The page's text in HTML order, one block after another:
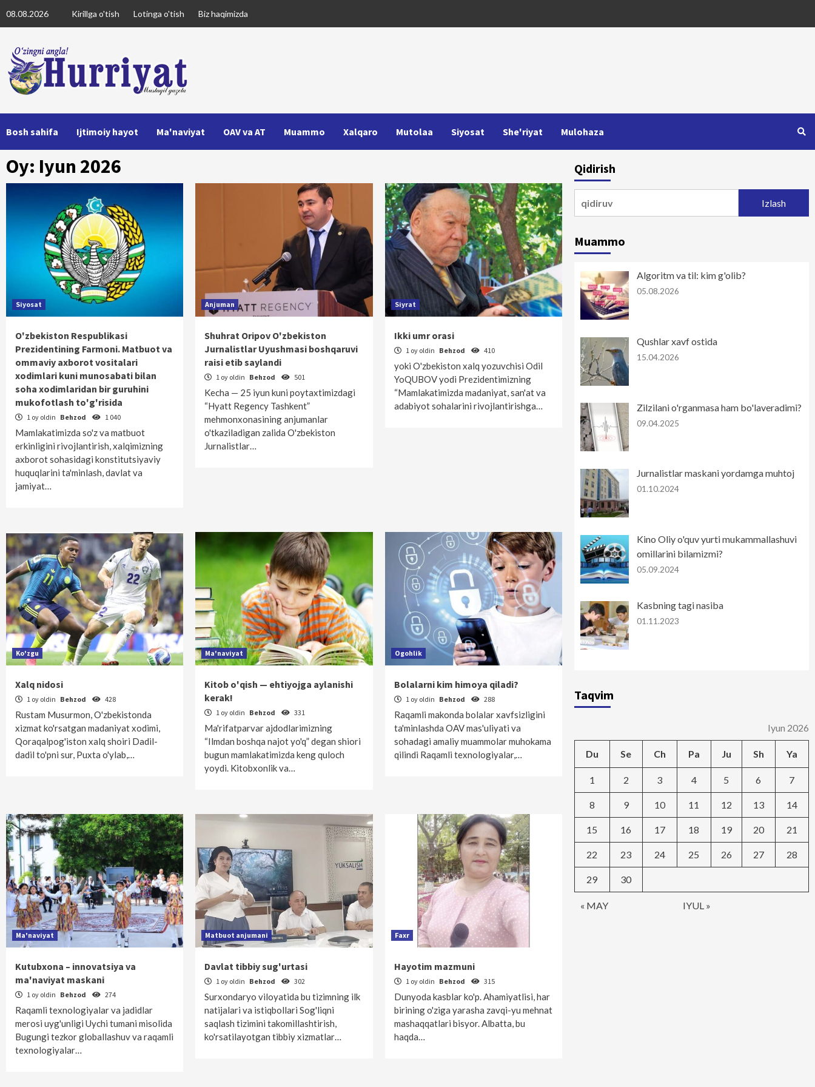
to
08.08.2026 Kirillga o'tish Lotinga o'tish Biz haqimizda
Bosh sahifa Ijtimoiy hayot Ma'naviyat OAV va AT Muammo Xalqaro Mutolaa Siyosat She'riyat Mulohaza
Oy: Iyun 2026
Siyosat
O'zbekiston Respublikasi
Prezidentining Farmoni. Matbuot va
ommaviy axborot vositalari
xodimlari kuni munosabati bilan
soha xodimlaridan bir guruhini
mukofotlash to'g'risida
1 oy oldin Behzod 1 040
Mamlakatimizda so'z va matbuot
erkinligini rivojlantirish, xalqimizning
axborot sohasidagi konstitutsiyaviy
huquqlarini ta'minlash, davlat va
jamiyat…
Anjuman
Shuhrat Oripov O'zbekiston
Jurnalistlar Uyushmasi boshqaruvi
raisi etib saylandi
1 oy oldin Behzod 501
Kecha — 25 iyun kuni poytaxtimizdagi
“Hyatt Regency Tashkent”
mehmonxonasining anjumanlar
o'tkaziladigan zalida O'zbekiston
Jurnalistlar…
Siyrat
Ikki umr orasi
1 oy oldin Behzod 410
yoki O'zbekiston xalq yozuvchisi Odil
YoQUBOV yodi Prezidentimizning
“Mamlakatimizda madaniyat, san'at va
adabiyot sohalarini rivojlantirishga…
Ko'zgu
Xalq nidosi
1 oy oldin Behzod 428
Rustam Musurmon, O'zbekistonda
xizmat ko'rsatgan madaniyat xodimi,
Qoraqalpog'iston xalq shoiri Dadil-
dadil to'pni sur, Puxta o'ylab,…
Ma'naviyat
Kitob o'qish — ehtiyojga aylanishi
kerak!
1 oy oldin Behzod 331
Ma'rifatparvar ajdodlarimizning
“Ilmdan boshqa najot yo'q” degan shiori
bugun mamlakatimizda keng quloch
yoydi. Kitobxonlik va…
Ogohlik
Bolalarni kim himoya qiladi?
1 oy oldin Behzod 288
Raqamli makonda bolalar xavfsizligini
ta'minlashda OAV mas'uliyati va
sohadagi amaliy muammolar muhokama
qilindi Raqamli texnologiyalar,…
Ma'naviyat
Kutubxona – innovatsiya va
ma'naviyat maskani
1 oy oldin Behzod 274
Raqamli texnologiyalar va jadidlar
merosi uyg'unligi Uychi tumani misolida
Bugungi tezkor globallashuv va raqamli
texnologiyalar…
Matbuot anjumani
Davlat tibbiy sug'urtasi
1 oy oldin Behzod 302
Surxondaryo viloyatida bu tizimning ilk
natijalari va istiqbollari Sog'liqni
saqlash tizimini takomillashtirish,
ko'rsatilayotgan tibbiy xizmatlar…
Faxr
Hayotim mazmuni
1 oy oldin Behzod 315
Dunyoda kasblar ko'p. Ahamiyatlisi, har
birining o'ziga yarasha zavqi-yu mehnat
mashaqqatlari bisyor. Albatta, bu
haqda…
Qidirish
Muammo
Algoritm va til: kim g'olib?
05.08.2026
Qushlar xavf ostida
15.04.2026
Zilzilani o'rganmasa ham bo'laveradimi?
09.04.2025
Jurnalistlar maskani yordamga muhtoj
01.10.2024
Kino Oliy o'quv yurti mukammallashuvi
omillarini bilamizmi?
05.09.2024
Kasbning tagi nasiba
01.11.2023
Taqvim
Iyun 2026
Du Se Ch Pa Ju Sh Ya
« MAY IYUL »
1 2 3 4 5 6 7
8 9 10 11 12 13 14
15 16 17 18 19 20 21
22 23 24 25 26 27 28
29 30